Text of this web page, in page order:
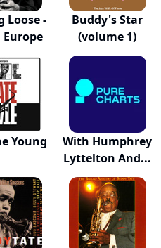
Loose -
Europe
Buddy's Star
(volume 1)
Young
With Humphrey
Lyttelton And...